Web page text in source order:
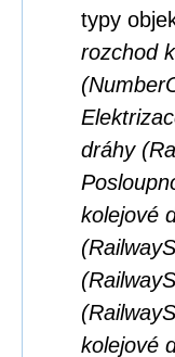
typy
rozchod
dráhy
kolejové
kolejové